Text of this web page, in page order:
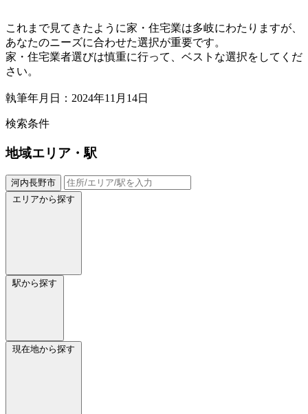
これまで見てきたように家・住宅業は多岐にわたりますが、
あなたのニーズに合わせた選択が重要です。
家・住宅業者選びは慎重に行って、ベストな選択をしてくだ
さい。
執筆年月日：2024年11月14日
検索条件
地域エリア・駅
河内長野市
エリアから探す
駅から探す
現在地から探す